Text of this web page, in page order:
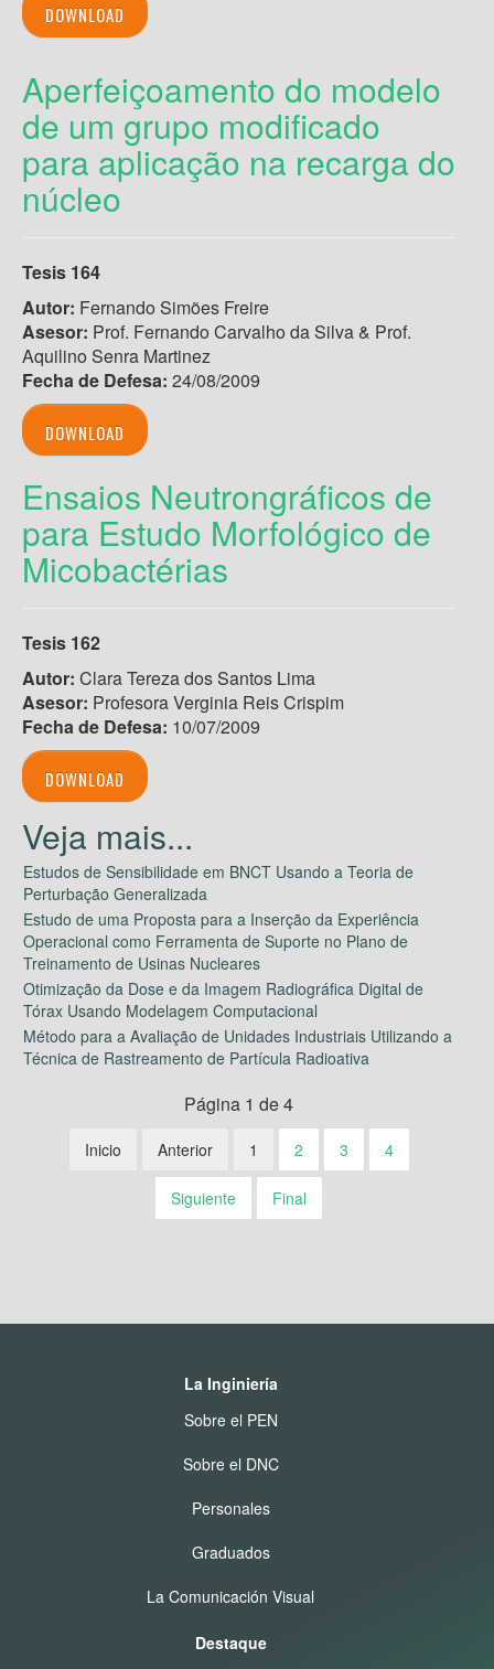
DOWNLOAD
Aperfeiçoamento do modelo
de um grupo modificado
para aplicação na recarga do
núcleo
Tesis 164
Autor: Fernando Simões Freire
Asesor: Prof. Fernando Carvalho da Silva & Prof.
Aquilino Senra Martinez
Fecha de Defesa: 24/08/2009
DOWNLOAD
Ensaios Neutrongráficos de
para Estudo Morfológico de
Micobactérias
Tesis 162
Autor: Clara Tereza dos Santos Lima
Asesor: Profesora Verginia Reis Crispim
Fecha de Defesa: 10/07/2009
DOWNLOAD
Estudos de Sensibilidade em BNCT Usando a Teoria de
Perturbação Generalizada
Estudo de uma Proposta para a Inserção da Experiência
Operacional como Ferramenta de Suporte no Plano de
Treinamento de Usinas Nucleares
Otimização da Dose e da Imagem Radiográfica Digital de
Tórax Usando Modelagem Computacional
Método para a Avaliação de Unidades Industriais Utilizando a
Técnica de Rastreamento de Partícula Radioativa
Página 1 de 4
Inicio Anterior 1 2 3 4
Siguiente Final
La Inginiería
Sobre el PEN
Sobre el DNC
Personales
Graduados
La Comunicación Visual
Destaque